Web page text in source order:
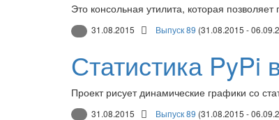
Это консольная утилита, которая
31.08.2015 Выпуск 89 (31.08.2015 -
Статистика PyPi
Проект рисует динамические графики со
31.08.2015 Выпуск 89 (31.08.2015 -